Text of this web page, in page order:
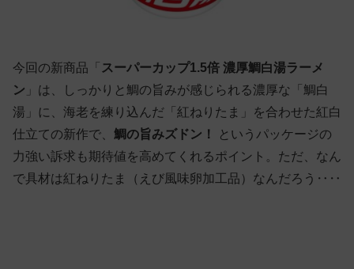
今回の新商品「 スーパーカップ1.5倍 濃厚鯛白湯ラーメ
ン 」は、しっかりと鯛の旨みが感じられる濃厚な「鯛白
湯」に、海老を練り込んだ「紅ねりたま」を合わせた紅白
仕立ての新作で、 鯛の旨みズドン！
というパッケージの
力強い訴求も期待値を高めてくれるポイント。ただ、なん
で具材は紅ねりたま（えび風味卵加工品）なんだろう‥‥